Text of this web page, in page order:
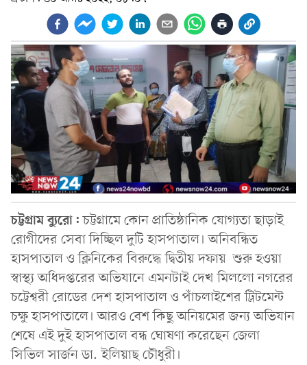
চট্টগ্রাম ব্যুরো:চট্টগ্রামে কোন প্রাতিষ্ঠানিক যোগ্যতা ছাড়াই
রোগীদের সেবা দিচ্ছিল দুটি হাসপাতাল। অনিবন্ধিত
হাসপাতাল ও ক্লিনিকের বিরুদ্ধে দ্বিতীয় দফায় শুরু হওয়া
স্বাস্থ্য অধিদপ্তরের অভিযানে এমনটাই দেখ মিললো নগরের
চট্টেশ্বরী রোডের দেশ হাসপাতাল ও পাঁচলাইশের ট্রিটমেন্ট
চক্ষু হাসপাতালে। আরও বেশ কিছু অনিয়মের জন্য অভিযান
শেষে এই দুই হাসপাতাল বন্ধ ঘোষণা করেছেন জেলা
সিভিল সার্জন ডা. ইলিয়াছ চৌধুরী।